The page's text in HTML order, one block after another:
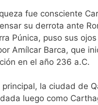
fue consciente
su derrota ante
Púnica, puso sus ojos
Amílcar Barca, que
en el año 236 a.C.
principal, la ciudad de
luego como